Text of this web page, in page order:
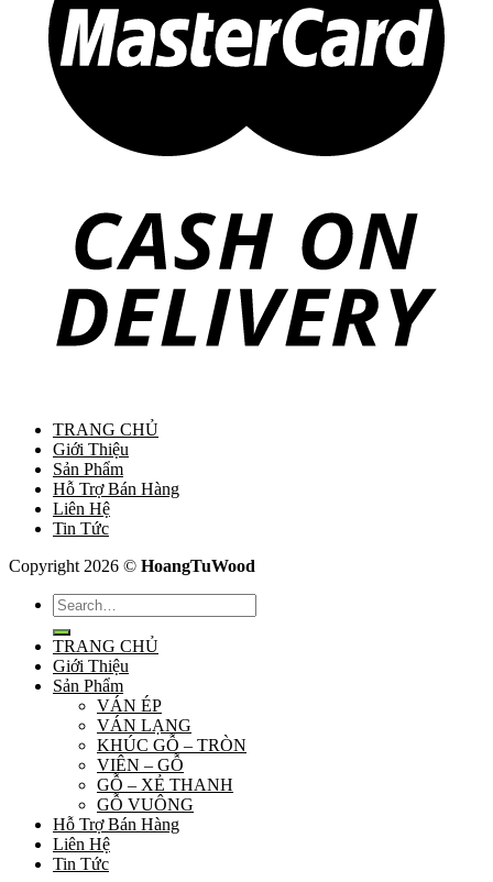
TRANG CHỦ
Giới Thiệu
Sản Phẩm
Hỗ Trợ Bán Hàng
Liên Hệ
Tin Tức
Copyright 2026 © HoangTuWood
Search
for:
TRANG CHỦ
Giới Thiệu
Sản Phẩm
VÁN ÉP
VÁN LẠNG
KHÚC GỖ – TRÒN
VIÊN – GỖ
GỖ – XẺ THANH
GỖ VUÔNG
Hỗ Trợ Bán Hàng
Liên Hệ
Tin Tức